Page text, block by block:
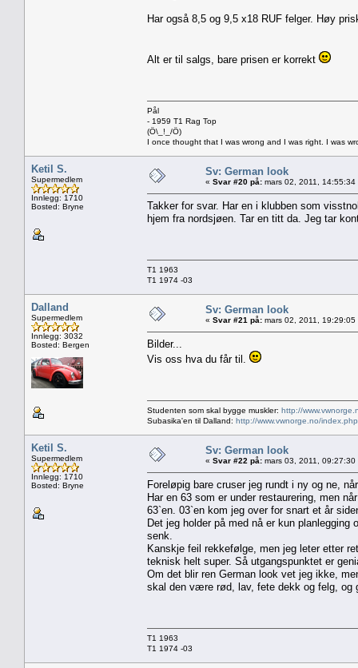
Har også 8,5 og 9,5 x18 RUF felger. Høy
Alt er til salgs, bare prisen er korrekt
Pål
- 1959 T1 Rag Top
(Ö\_!_/Ö)
I once thought that I was wrong and I was right. I was
Ketil S.
Supermedlem
Innlegg: 1710
Bosted: Bryne
Sv: German look
« Svar #20 på: mars 02, 2011, 14:55:34
Takker for svar. Har en i klubben som
hjem fra nordsjøen. Tar en titt da. Jeg tar
T1 1963
T1 1974 -03
Dalland
Supermedlem
Innlegg: 3032
Bosted: Bergen
Sv: German look
« Svar #21 på: mars 02, 2011, 19:29:05
Bilder...
Vis oss hva du får til.
Studenten som skal bygge muskler: http://
Subasika'en til Dalland: http://www.vwnorge.no/
Ketil S.
Supermedlem
Innlegg: 1710
Bosted: Bryne
Sv: German look
« Svar #22 på: mars 03, 2011, 09:27:30
Foreløpig bare cruser jeg rundt i ny og ne,
Har en 63 som er under restaurering, men
63`en. 03`en kom jeg over for snart et år
Det jeg holder på med nå er kun
senk.
Kanskje feil rekkefølge, men jeg leter etter
teknisk helt super. Så utgangspunktet er
Om det blir ren German look vet jeg ikke,
skal den være rød, lav, fete dekk og felg, og
T1 1963
T1 1974 -03